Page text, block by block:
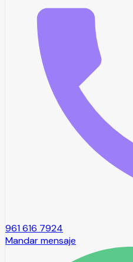
961 616 7924
Mandar mensaje